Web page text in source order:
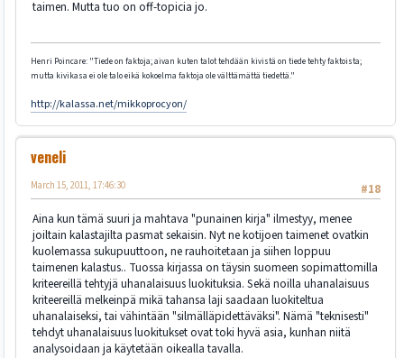
taimen. Mutta tuo on off-topicia jo.
Henri Poincare: "Tiede on faktoja; aivan kuten talot tehdään kivistä on tiede tehty faktoista;
mutta kivikasa ei ole talo eikä kokoelma faktoja ole välttämättä tiedettä."
http://kalassa.net/mikkoprocyon/
veneli
#18
March 15, 2011, 17:46:30
Aina kun tämä suuri ja mahtava "punainen kirja" ilmestyy, menee
joiltain kalastajilta pasmat sekaisin. Nyt ne kotijoen taimenet ovatkin
kuolemassa sukupuuttoon, ne rauhoitetaan ja siihen loppuu
taimenen kalastus.. Tuossa kirjassa on täysin suomeen sopimattomilla
kriteereillä tehtyjä uhanalaisuus luokituksia. Sekä noilla uhanalaisuus
kriteereillä melkeinpä mikä tahansa laji saadaan luokiteltua
uhanalaiseksi, tai vähintään "silmälläpidettäväksi". Nämä "teknisesti"
tehdyt uhanalaisuus luokitukset ovat toki hyvä asia, kunhan niitä
analysoidaan ja käytetään oikealla tavalla.